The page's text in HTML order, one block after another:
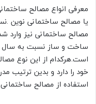
معرفی انواع مصالح
یا مصالح ساختمانی نوین
مصالح ساختمانی نیز
ساخت و ساز نسبت به سال
است.هرکدام از این نوع
خود را دارد و بدین ترتیب
استفاده از مصالح